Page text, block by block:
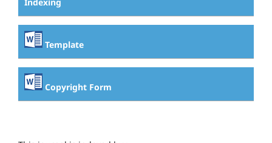
Template
Copyright Form